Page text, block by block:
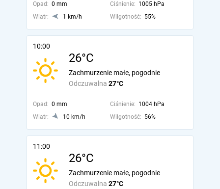
Opad: 0 mm Ciśnienie: 1005 hPa
Wiatr:
1 km/h Wilgotność: 55%
10:00
26°C
Odczuwalna 27°C
Zachmurzenie małe, pogodnie
Opad: 0 mm Ciśnienie: 1004 hPa
Wiatr:
10 km/h Wilgotność: 56%
11:00
26°C
Odczuwalna 27°C
Zachmurzenie małe, pogodnie